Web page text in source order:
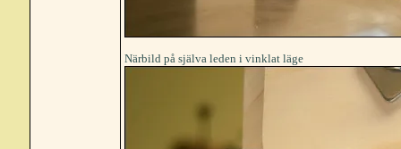
Närbild på själva leden i vinklat läge